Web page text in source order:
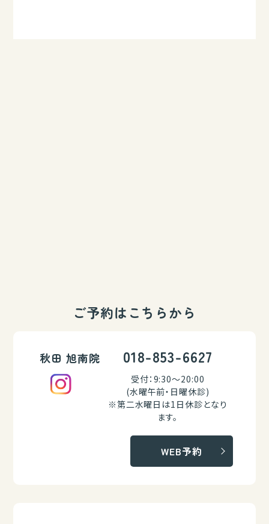
ご予約はこちらから
秋田 旭南院 018-853-6627
受付：9:30～20:00
(水曜午前・日曜休診)
※第二水曜日は1日休診となり
ます。
WEB予約